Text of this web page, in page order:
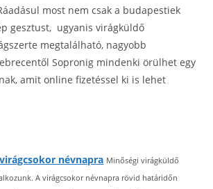
most nem csak a budapestiek
gesztust, ugyanis virágküldő
megtalálható, nagyobb
Sopronig mindenki örülhet egy
amit online fizetéssel ki is lehet
névnapra Minőségi virágküldő
A virágcsokor névnapra rövid határidőn